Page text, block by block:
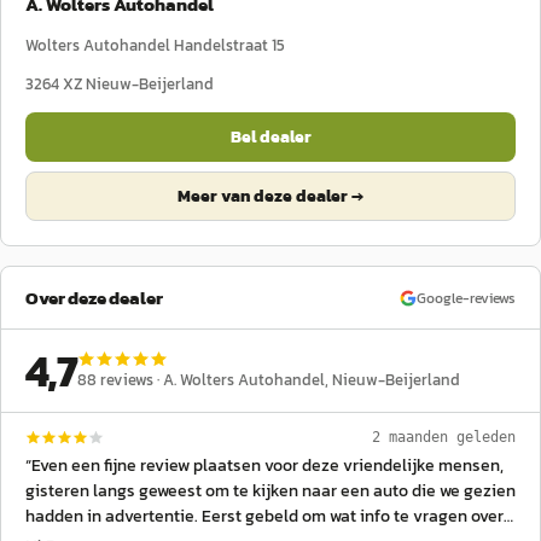
Wolters Autohandel Handelstraat 15
3264 XZNieuw-Beijerland
Bel dealer
Meer van deze dealer →
Over deze dealer Google-reviews
4,788 reviews ·A. Wolters Autohandel, Nieuw-Beijerland
2 maanden geleden
“Even een fijne review plaatsen voor deze vriendelijke mensen,
gisteren langs geweest om te kijken naar een auto die we gezien
hadden in advertentie. Eerst gebeld om wat info te vragen over